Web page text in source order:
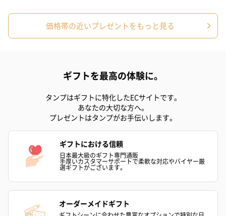
価格帯の近いプレゼントをもっと見る
ギフトを最高の体験に。
タンプはギフトに特化したECサイトです。
あなたの大切な方へ。
プレゼントはタンプがお手伝いします。
ギフトにおける信頼
日本最大級のギフト専門通販
手厚いカスタマーサポートで柔軟な対応やバイヤー厳
選ギフトがございます。
オーダーメイドギフト